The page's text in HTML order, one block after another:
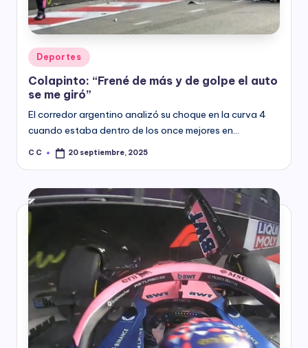
Posted
in
Deportes
Colapinto: “Frené de más y de golpe el auto
se me giró”
El corredor argentino analizó su choque en la curva 4
cuando estaba dentro de los once mejores en…
Posted
C C 20 septiembre, 2025